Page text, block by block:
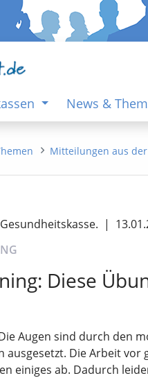
News &
Mitteilungen aus der
|
Diese
Augen sind durch den
ausgesetzt. Die Arbeit
einiges ab. Dadurch